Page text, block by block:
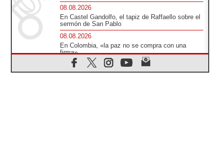
08.08.2026
En Castel Gandolfo, el tapiz de Raffaello sobre el
sermón de San Pablo
08.08.2026
En Colombia, «la paz no se compra con una
firma»
08.08.2026
En Venezuela celebraron los 416 años del Santo